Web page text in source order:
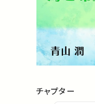
チャプター